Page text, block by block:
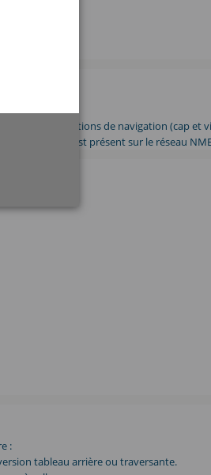
les informations de navigation (cap et
adéquat est présent sur le réseau
:
tableau arrière ou traversante.